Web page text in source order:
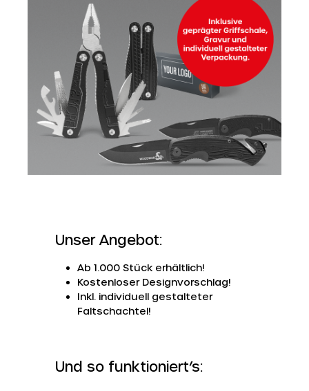
Unser Angebot:
Ab 1.000 Stück erhältlich!
Kostenloser Designvorschlag!
Inkl. individuell gestalteter
Faltschachtel!
Und so funktioniert’s: